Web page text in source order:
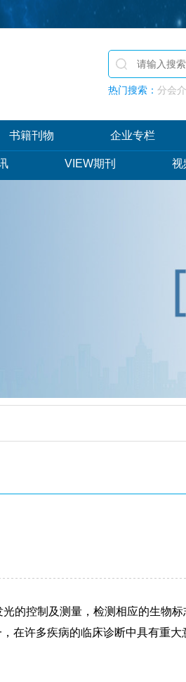
热门搜索： 分会
书籍刊物 企业专栏
VIEW期刊 视
的控制及测量，检测相应的生物
在许多疾病的临床诊断中具有重大